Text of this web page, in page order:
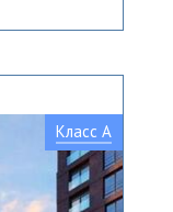
Класс A